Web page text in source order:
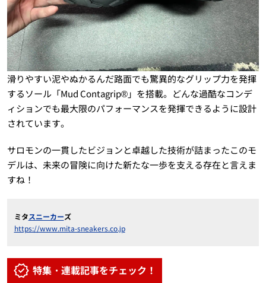
滑りやすい泥やぬかるんだ路面でも驚異的なグリップ力を発揮
するソール「Mud Contagrip®」を搭載。どんな過酷なコンデ
ィションでも最大限のパフォーマンスを発揮できるように設計
されています。
サロモンの一貫したビジョンと卓越した技術が詰まったこのモ
デルは、未来の冒険に向けた新たな一歩を支える存在と言えま
すね！
ミタスニーカーズ
https://www.mita-sneakers.co.jp
特集・連載記事をチェック！